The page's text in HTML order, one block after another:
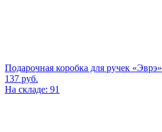
Подарочная коробка для ручек «Эврэ»
137 руб.
На складе: 91